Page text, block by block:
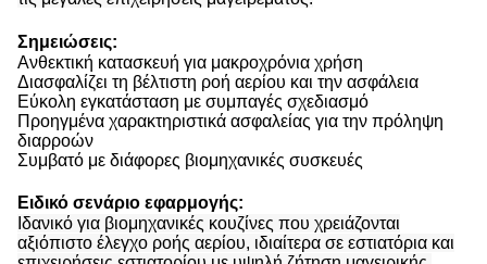
Σημειώσεις:
Ανθεκτική κατασκευή για μακροχρόνια χρήση
Διασφαλίζει τη βέλτιστη ροή αερίου και την ασφάλεια
Εύκολη εγκατάσταση με συμπαγές σχεδιασμό
Προηγμένα χαρακτηριστικά ασφαλείας για την πρόληψη
διαρροών
Συμβατό με διάφορες βιομηχανικές συσκευές
Ειδικό σενάριο εφαρμογής:
Ιδανικό για βιομηχανικές κουζίνες που χρειάζονται
αξιόπιστο έλεγχο ροής αερίου, ιδιαίτερα σε εστιατόρια και